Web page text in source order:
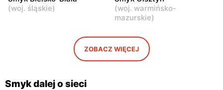
Smyk
Broniewskiego 11
(woj. śląskie)
(woj. warmińsko-
mazurskie)
ZOBACZ WIĘCEJ
Smyk dalej o sieci